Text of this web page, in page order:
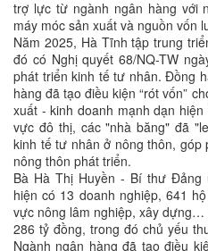
trợ lực từ ngành ngân hàng với
máy móc sản xuất và nguồn vốn
Năm 2025, Hà Tĩnh tập trung
đó có Nghị quyết 68/NQ-TW
phát triển kinh tế tư nhân. Đồng
hàng đã tạo điều kiện “rót vốn”
xuất - kinh doanh mạnh dạn
vực đô thị, các "nhà băng" đã
kinh tế tư nhân ở nông thôn,
nông thôn phát triển.
Bà Hà Thị Huyền - Bí thư Đảng
hiện có 13 doanh nghiệp, 641
vực nông lâm nghiệp, xây
286 tỷ đồng, trong đó chủ yếu
Ngành ngân hàng đã tạo điều